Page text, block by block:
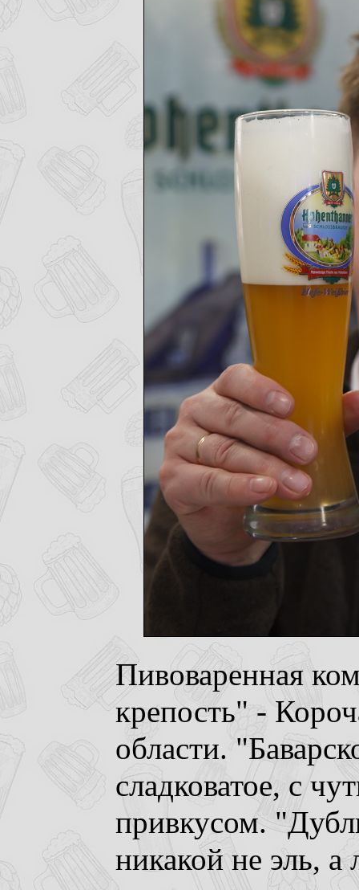
Пивоваренная
крепость" -
области.
сладковатое, с
привкусом.
никакой не эль,